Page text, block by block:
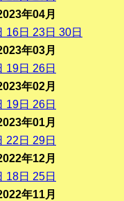
年04月
16日 23日 30日
年03月
19日 26日
年02月
19日 26日
年01月
22 日 29日
年12月
18日 25日
年11月